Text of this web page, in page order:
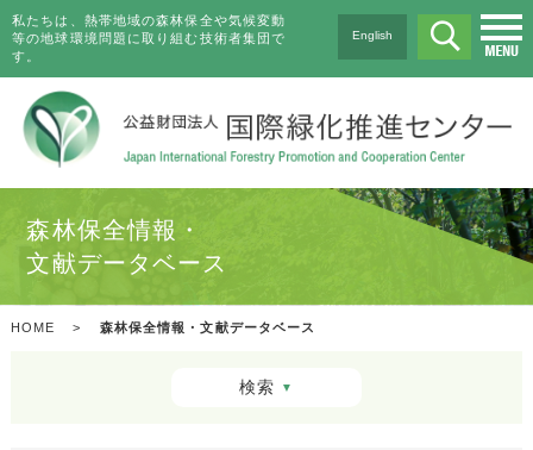
私たちは、熱帯地域の森林保全や気候変動
等の地球環境問題に取り組む技術者集団で
す。
English
森林保全情報・
文献データベース
HOME > 森林保全情報・文献データベース
検索 ▼